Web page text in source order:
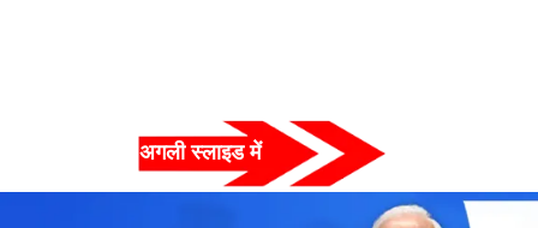
अगली स्लाइड में